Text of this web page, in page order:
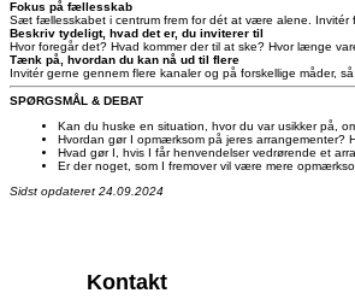
Fokus på fællesskab
Sæt fællesskabet i centrum frem for dét at være alene. Invitér
Beskriv tydeligt, hvad det er, du inviterer til
Hvor foregår det? Hvad kommer der til at ske? Hvor længe
Tænk på, hvordan du kan nå ud til flere
Invitér gerne gennem flere kanaler og på forskellige måder,
SPØRGSMÅL & DEBAT
Kan du huske en situation, hvor du var usikker på,
Hvordan gør I opmærksom på jeres
Hvad gør I, hvis I får henvendelser vedrørende et
Er der noget, som I fremover vil være mere
Sidst opdateret 24.09.2024
Kontakt